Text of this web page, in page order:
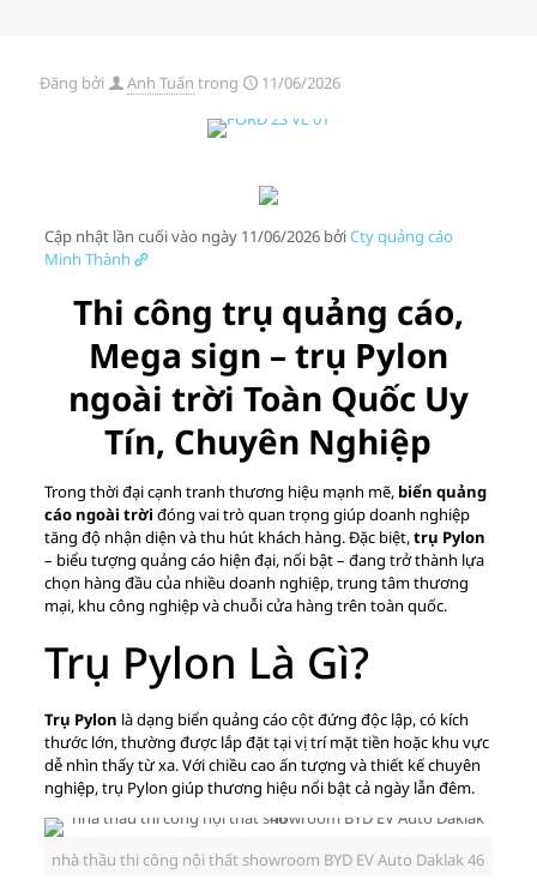
Đăng bởi Anh Tuấn trong 11/06/2026
Cập nhật lần cuối vào ngày 11/06/2026 bởiCty quảng cáo
Minh Thành
Thi công trụ quảng cáo,
Mega sign – trụ Pylon
ngoài trời Toàn Quốc Uy
Tín, Chuyên Nghiệp
Trong thời đại cạnh tranh thương hiệu mạnh mẽ, biển quảng
cáo ngoài trời đóng vai trò quan trọng giúp doanh nghiệp
tăng độ nhận diện và thu hút khách hàng. Đặc biệt,trụ Pylon
– biểu tượng quảng cáo hiện đại, nổi bật – đang trở thành lựa
chọn hàng đầu của nhiều doanh nghiệp, trung tâm thương
mại, khu công nghiệp và chuỗi cửa hàng trên toàn quốc.
Trụ Pylon Là Gì?
Trụ Pylon là dạng biển quảng cáo cột đứng độc lập, có kích
thước lớn, thường được lắp đặt tại vị trí mặt tiền hoặc khu vực
dễ nhìn thấy từ xa. Với chiều cao ấn tượng và thiết kế chuyên
nghiệp, trụ Pylon giúp thương hiệu nổi bật cả ngày lẫn đêm.
nhà thầu thi công nội thất showroom BYD EV Auto Daklak 46